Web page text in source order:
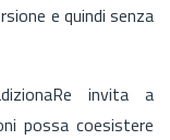
e quindi senza
invita a
possa coesistere